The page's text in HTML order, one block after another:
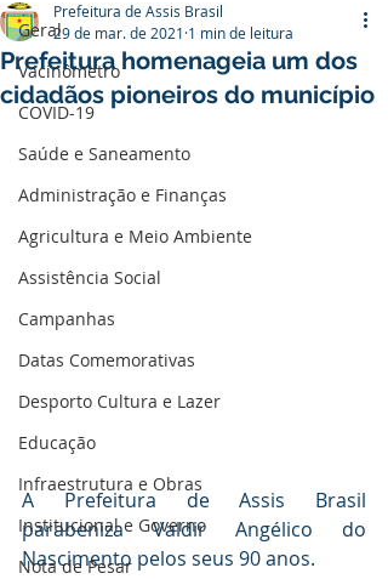
Geral
Vacinômetro
COVID-19
Saúde e Saneamento
Administração e Finanças
Agricultura e Meio Ambiente
Assistência Social
Campanhas
Datas Comemorativas
Desporto Cultura e Lazer
Educação
Infraestrutura e Obras
Institucional e Governo
Nota de Pesar
Prefeitura homenageia um dos
cidadãos pioneiros do município
Prefeitura de Assis Brasil
29 de mar. de 2021 1 min de leitura
A Prefeitura de Assis Brasil
parabeniza Valdir Angélico do
Nascimento pelos seus 90 anos.